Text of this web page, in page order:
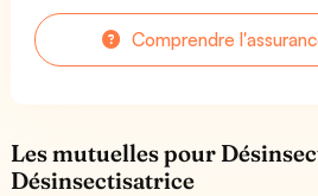
Comprendre
Les mutuelles pour
Désinsectisatrice